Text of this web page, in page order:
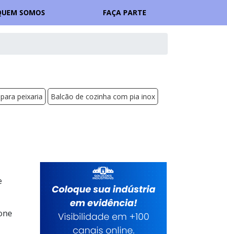
SOMOS FAÇA PARTE
peixaria Balcão de cozinha com pia inox